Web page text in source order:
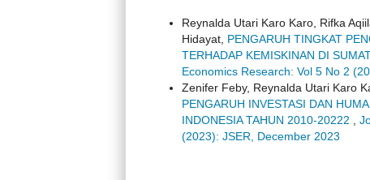
Reynalda Utari Karo Karo, Rifka
Hidayat, PENGARUH TINGKAT
TERHADAP KEMISKINAN DI
Economics Research: Vol 5 No 2
Zenifer Feby, Reynalda Utari Karo
PENGARUH INVESTASI DAN
INDONESIA TAHUN 2010-20222
(2023): JSER, December 2023